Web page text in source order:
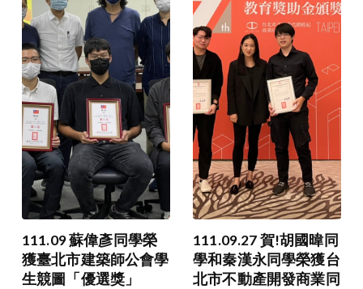
111.09 蘇偉彥同學榮
獲臺北市建築師公會學
生競圖「優選獎」
111.09.27 賀!胡國暐同
學和秦漢永同學榮獲台
北市不動產開發商業同